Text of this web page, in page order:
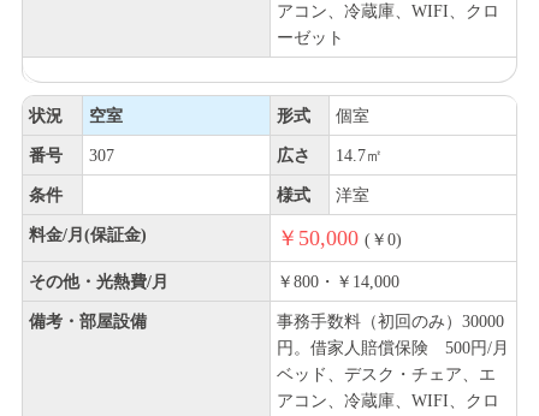
アコン、冷蔵庫、WIFI、クロ
ーゼット
状況 空室 形式 個室
番号 307 広さ 14.7㎡
条件 様式 洋室
料金/月(保証金) ￥50,000 (￥0)
その他・光熱費/月 ￥800・￥14,000
備考・部屋設備
事務手数料（初回のみ）30000
円。借家人賠償保険 500円/月
ベッド、デスク・チェア、エ
アコン、冷蔵庫、WIFI、クロ